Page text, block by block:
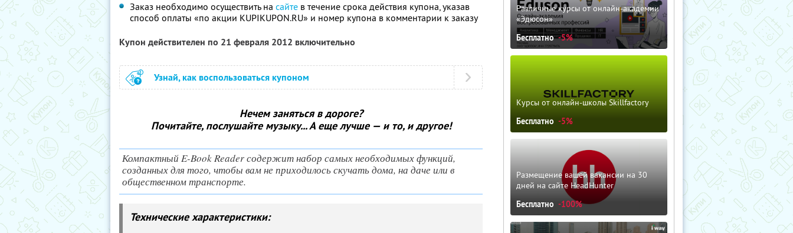
Заказ необходимо осуществить на сайте в течение срока действия купона, указав
способ оплаты «по акции KUPIKUPON.RU» и номер купона в комментарии к заказу
Купон действителен по 21 февраля 2012 включительно
Узнай, как воспользоваться купоном
Нечем заняться в дороге?
Почитайте, послушайте музыку... А еще лучше — и то, и другое!
Компактный E-Book Reader содержит набор самых необходимых функций,
созданных для того, чтобы вам не приходилось скучать дома, на даче или в
общественном транспорте.
Технические характеристики:
Различные курсы от онлайн-академии
«Эдюсон»
Бесплатно -5%
Курсы от онлайн-школы Skillfactory
Бесплатно -5%
Размещение вашей вакансии на 30
дней на сайте HeadHunter
Бесплатно -100%